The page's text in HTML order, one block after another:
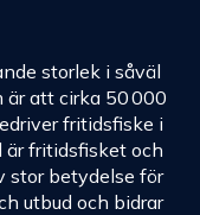
storlek i såväl
är att cirka 50 000
fritidsfiske i
är fritidsfisket och
stor betydelse för
utbud och bidrar